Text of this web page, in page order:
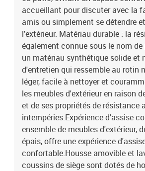
mousseMatériau de remplissage du coussin
cotonDimensions du coussin de siège : 55 x
é)Dimensions du coussin de dossier : 55 x
livraison contient :1 x table de jardin2 x
central7 x coussin de dossier5 x coussin de
amovible et lavable
accueillant pour discuter avec la
amis ou simplement se détendre
l'extérieur. Matériau durable : la
également connue sous le nom
un matériau synthétique solide et
d'entretien qui ressemble au rotin
léger, facile à nettoyer et
les meubles d'extérieur en raison
et de ses propriétés de résistance
intempéries.Expérience d'assise
ensemble de meubles d'extérieur,
épais, offre une expérience
confortable.Housse amovible et
coussins de siège sont dotés de